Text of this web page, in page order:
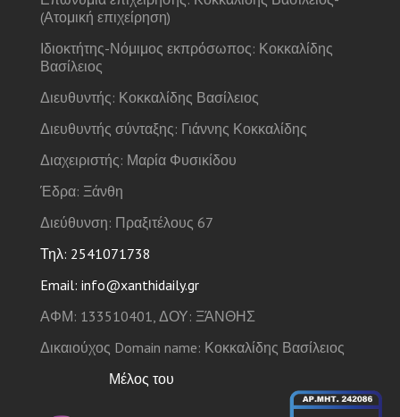
(Ατομική επιχείρηση)
Ιδιοκτήτης-Νόμιμος εκπρόσωπος: Κοκκαλίδης
Βασίλειος
Διευθυντής: Κοκκαλίδης Βασίλειος
Διευθυντής σύνταξης: Γιάννης Κοκκαλίδης
Διαχειριστής: Μαρία Φυσικίδου
Έδρα: Ξάνθη
Διεύθυνση: Πραξιτέλους 67
Τηλ: 2541071738
Email: info@xanthidaily.gr
ΑΦΜ: 133510401, ΔΟΥ: ΞΆΝΘΗΣ
Δικαιούχος Domain name: Κοκκαλίδης Βασίλειος
Μέλος του